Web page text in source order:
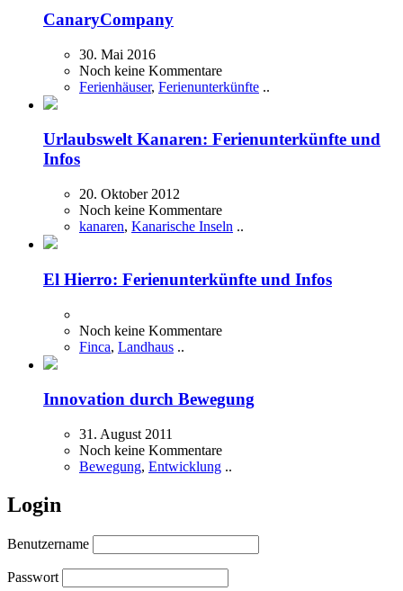
CanaryCompany
30. Mai 2016
Noch keine Kommentare
Ferienhäuser, Ferienunterkünfte ..
Urlaubswelt Kanaren: Ferienunterkünfte und
Infos
20. Oktober 2012
Noch keine Kommentare
kanaren, Kanarische Inseln ..
El Hierro: Ferienunterkünfte und Infos
Noch keine Kommentare
Finca, Landhaus ..
Innovation durch Bewegung
31. August 2011
Noch keine Kommentare
Bewegung, Entwicklung ..
Login
Benutzername
Passwort